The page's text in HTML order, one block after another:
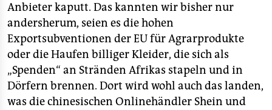
Anbieter kaputt. Das kannten wir bisher nur
andersherum, seien es die hohen
Exportsubventionen der EU für Agrarprodukte
oder die Haufen billiger Kleider, die sich als
„Spenden“ an Stränden Afrikas stapeln und in
Dörfern brennen. Dort wird wohl auch das landen,
was die chinesischen Onlinehändler Shein und